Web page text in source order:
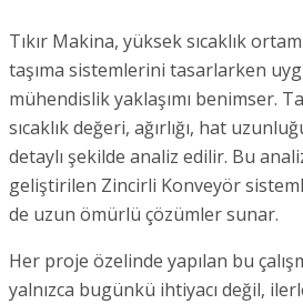
Tıkır Makina, yüksek sıcaklık
taşıma sistemlerini tasarlarken
mühendislik yaklaşımı benimser.
sıcaklık değeri, ağırlığı, hat
detaylı şekilde analiz edilir. Bu
geliştirilen Zincirli Konveyör
de uzun ömürlü çözümler sunar.
Her proje özelinde yapılan bu
yalnızca bugünkü ihtiyacı değil,